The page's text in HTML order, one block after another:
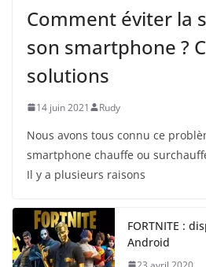
Comment éviter la
son smartphone ?
solutions
14 juin 2021 Rudy
Nous avons tous connu ce
smartphone chauffe ou
Il y a plusieurs raisons
FORTNITE :
Android